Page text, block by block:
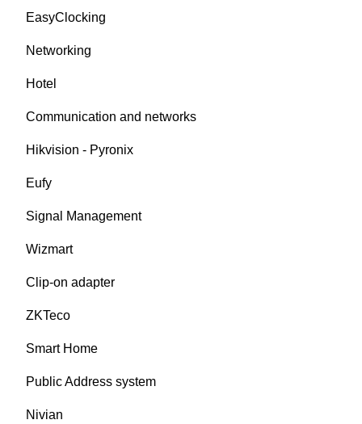
EasyClocking
Networking
Hotel
Communication and networks
Hikvision - Pyronix
Eufy
Signal Management
Wizmart
Clip-on adapter
ZKTeco
Smart Home
Public Address system
Nivian